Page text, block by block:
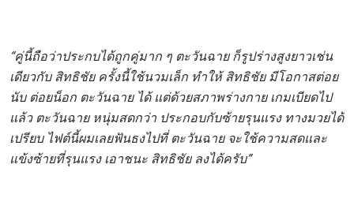
“คู่นี้ถือว่าประกบได้ถูกคู่มาก ๆ ตะวันฉาย ก็รูปร่างสูงยาวเช่น
เดียวกับ สิทธิชัย ครั้งนี้ใช้นวมเล็ก ทำให้ สิทธิชัย มีโอกาสต่อย
นับ ต่อยน็อก ตะวันฉาย ได้ แต่ด้วยสภาพร่างกาย เกมเบียดไป
แล้ว ตะวันฉาย หนุ่มสดกว่า ประกอบกับซ้ายรุนแรง ทางมวยได้
เปรียบ ไฟต์นี้ผมเลยฟันธงไปที่ ตะวันฉาย จะใช้ความสดและ
แข้งซ้ายที่รุนแรง เอาชนะ สิทธิชัย ลงได้ครับ”